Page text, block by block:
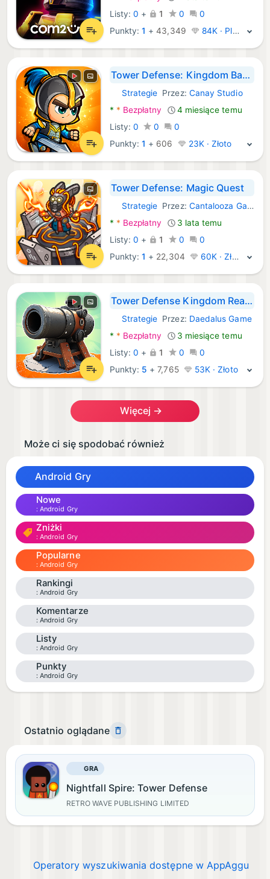
Listy: 0 + 1 0
0
Punkty:1 +43,349 84K · Platyna
Tower Defense: Kingdom Battle
Android Gry:
Strategie Przez: Canay Studio
* * Bezpłatny
4 miesiące temu
Listy: 0 0
0
Punkty:1 + 606 23K · Złoto
Tower Defense: Magic Quest
Android Gry:
Strategie Przez: Cantalooza Games LLC
* * Bezpłatny
3 lata temu
Listy: 0 + 1 0
0
Punkty:1 + 22,304 60K · Złoto
Tower Defense Kingdom Realm
Android Gry:
Strategie Przez: Daedalus Game
* * Bezpłatny
3 miesiące temu
Listy: 0 + 1 0
0
Punkty: 5 +7,765 53K · Złoto
Więcej →
Może ci się spodobać również
Android Gry
Nowe
Android Gry
Zniżki
Android Gry
Popularne
Android Gry
Rankingi
Android Gry
Komentarze
Android Gry
Listy
Android Gry
Punkty
Android Gry
Ostatnio oglądane
GRA
Nightfall Spire: Tower Defense
RETRO WAVE PUBLISHING LIMITED
Operatory wyszukiwania dostępne w AppAggu